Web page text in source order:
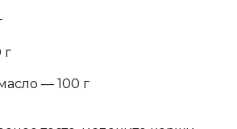
г
— 100 г